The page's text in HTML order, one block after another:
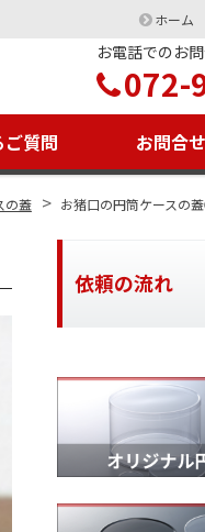
ホーム
お電話でのお
072-
ご質問 お問合
の蓋 > お猪口の円筒ケースの
依頼の流れ